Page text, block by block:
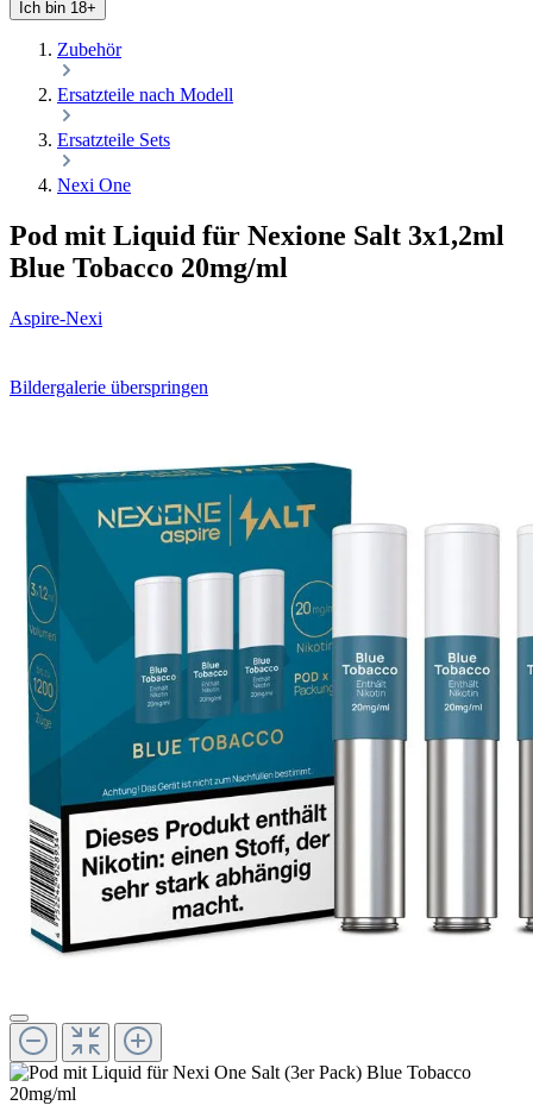
Ich bin 18+
Zubehör
Ersatzteile nach Modell
Ersatzteile Sets
Nexi One
Pod mit Liquid für Nexione Salt 3x1,2ml
Blue Tobacco 20mg/ml
Aspire-Nexi
Bildergalerie überspringen